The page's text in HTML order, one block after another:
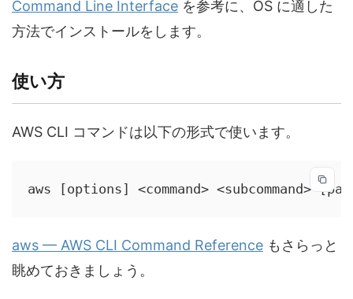
Command Line Interface を参考に、OS に適した
方法でインストールをします。
使い方
AWS CLI コマンドは以下の形式で使います。
aws [options] <command> <subcommand>
aws — AWS CLI Command Reference もさらっと
眺めておきましょう。